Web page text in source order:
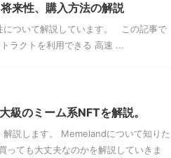
来性、購入方法の解説
ついて解説しています。 この記事で
ラクトを利用できる 高速 ...
級のミーム系NFTを解説。
説します。 Memelandについて知りた
ても大丈夫なのかを解説していきま